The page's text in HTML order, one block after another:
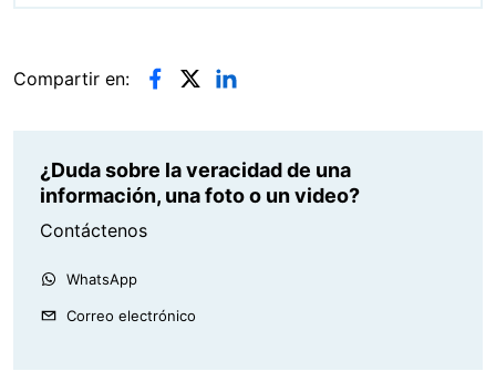
Compartir en:
¿Duda sobre la veracidad de una
información, una foto o un video?
Contáctenos
WhatsApp
Correo electrónico